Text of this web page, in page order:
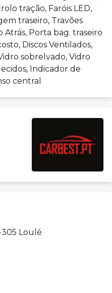
tração, Faróis LED,
traseiro, Travões
Atrás, Porta bag. traseiro
Discos Ventilados,
sobrelvado, Vidro
Indicador de
central
Loulé